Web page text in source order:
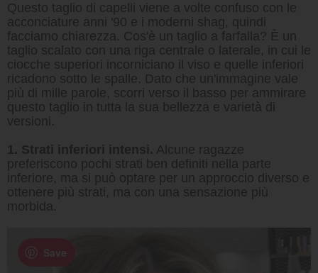
Questo taglio di capelli viene a volte confuso con le
acconciature anni '90 e i moderni shag, quindi
facciamo chiarezza. Cos'è un taglio a farfalla? È un
taglio scalato con una riga centrale o laterale, in cui le
ciocche superiori incorniciano il viso e quelle inferiori
ricadono sotto le spalle. Dato che un'immagine vale
più di mille parole, scorri verso il basso per ammirare
questo taglio in tutta la sua bellezza e varietà di
versioni.
1. Strati inferiori intensi. Alcune ragazze
preferiscono pochi strati ben definiti nella parte
inferiore, ma si può optare per un approccio diverso e
ottenere più strati, ma con una sensazione più
morbida.
Save